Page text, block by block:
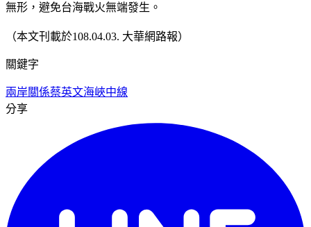
無形，避免台海戰火無端發生。
（本文刊載於108.04.03. 大華網路報）
關鍵字
兩岸關係蔡英文海峽中線
分享